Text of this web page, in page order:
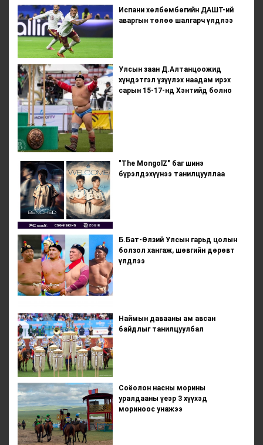
Испани хөлбөмбөгийн ДАШТ-ий
аваргын төлөө шалгарч үлдлээ
Улсын заан Д.Алтанцоожид
хүндэтгэл үзүүлэх наадам ирэх
сарын 15-17-нд Хэнтийд болно
"The MongolZ" баг шинэ
бүрэлдэхүүнээ танилцууллаа
Б.Бат-Өлзий Улсын гарьд цолын
болзол хангаж, шөвгийн дөрөвт
үлдлээ
Наймын давааны ам авсан
байдлыг танилцуулбал
Соёолон насны морины
уралдааны үеэр 3 хүүхэд
мориноос унажээ